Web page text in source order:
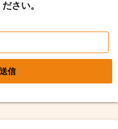
さい。